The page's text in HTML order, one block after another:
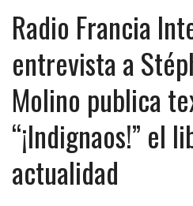
Radio Francia
entrevista a
Molino publica
“¡Indignaos!” el
actualidad